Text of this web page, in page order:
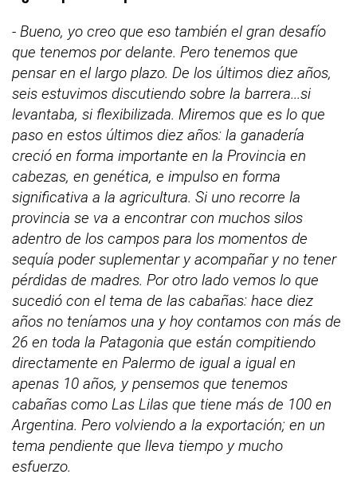
- Bueno, yo creo que eso también el gran desafío
que tenemos por delante. Pero tenemos que
pensar en el largo plazo. De los últimos diez años,
seis estuvimos discutiendo sobre la barrera...si
levantaba, si flexibilizada. Miremos que es lo que
paso en estos últimos diez años: la ganadería
creció en forma importante en la Provincia en
cabezas, en genética, e impulso en forma
significativa a la agricultura. Si uno recorre la
provincia se va a encontrar con muchos silos
adentro de los campos para los momentos de
sequía poder suplementar y acompañar y no tener
pérdidas de madres. Por otro lado vemos lo que
sucedió con el tema de las cabañas: hace diez
años no teníamos una y hoy contamos con más de
26 en toda la Patagonia que están compitiendo
directamente en Palermo de igual a igual en
apenas 10 años, y pensemos que tenemos
cabañas como Las Lilas que tiene más de 100 en
Argentina. Pero volviendo a la exportación; en un
tema pendiente que lleva tiempo y mucho
esfuerzo.